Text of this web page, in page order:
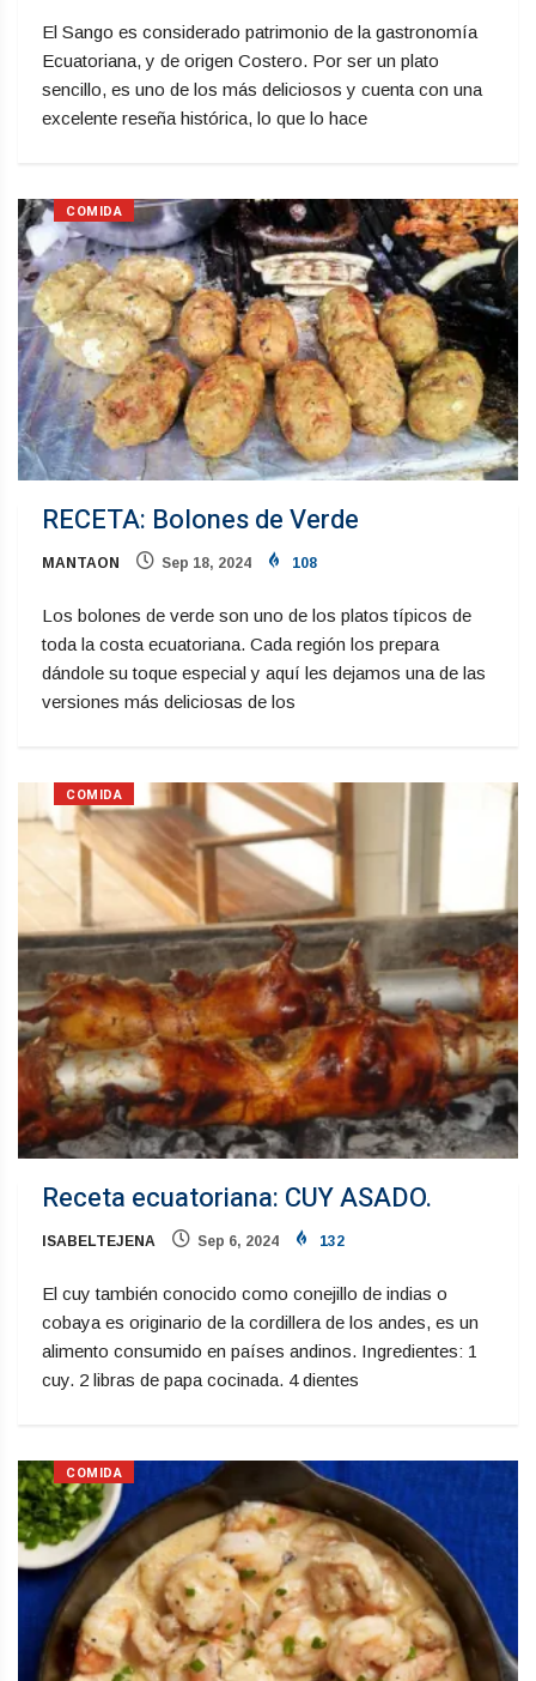
El Sango es considerado patrimonio de la gastronomía
Ecuatoriana, y de origen Costero. Por ser un plato
sencillo, es uno de los más deliciosos y cuenta con una
excelente reseña histórica, lo que lo hace
COMIDA
RECETA: Bolones de Verde
MANTAON Sep 18, 2024 108
Los bolones de verde son uno de los platos típicos de
toda la costa ecuatoriana. Cada región los prepara
dándole su toque especial y aquí les dejamos una de las
versiones más deliciosas de los
COMIDA
Receta ecuatoriana: CUY ASADO.
ISABELTEJENA Sep 6, 2024 132
El cuy también conocido como conejillo de indias o
cobaya es originario de la cordillera de los andes, es un
alimento consumido en países andinos. Ingredientes: 1
cuy. 2 libras de papa cocinada. 4 dientes
COMIDA